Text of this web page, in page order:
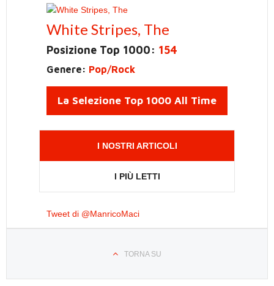
White Stripes, The
Posizione Top 1000: 154
Genere: Pop/Rock
La Selezione Top 1000 All Time
I NOSTRI ARTICOLI
I PIÙ LETTI
Tweet di @ManricoMaci
TORNA SU